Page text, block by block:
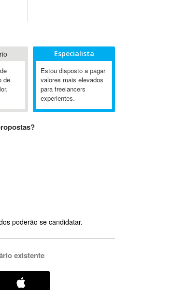
de
Especialista
Estou disposto a pagar
valores mais elevados
para freelancers
experientes.
poderão se candidatar.
existente